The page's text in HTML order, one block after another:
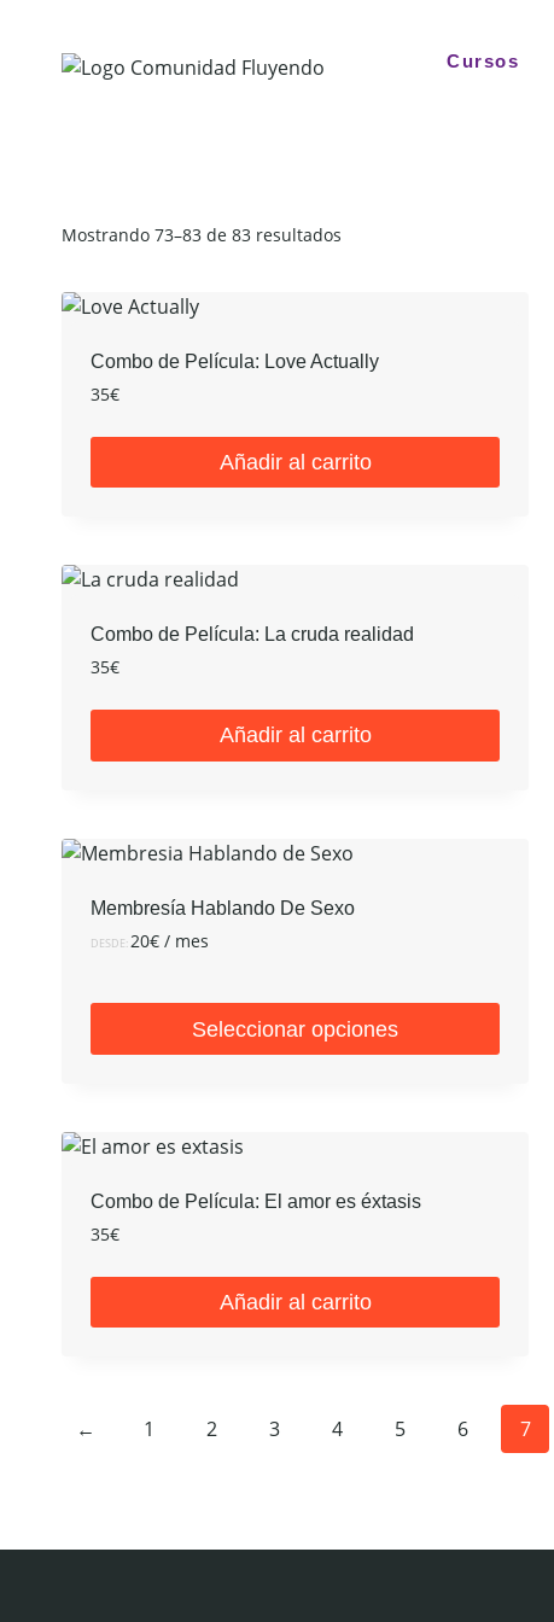
contenido
Cursos
Mostrando 73–83 de 83 resultados
Combo de Película: Love Actually
35€
Añadir al carrito
Combo de Película: La cruda realidad
35€
Añadir al carrito
Membresía Hablando De Sexo
DESDE: 20€ / mes
Seleccionar opciones
múltiples
variantes.
opciones
se
página
Combo de Película: El amor es éxtasis
35€
Añadir al carrito
← 1 2 3 4 5 6 7